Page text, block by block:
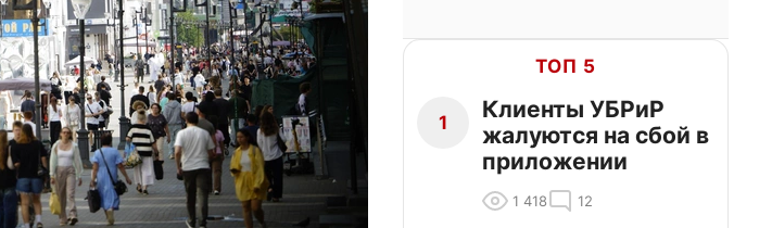
ТОП 5
1
Клиенты УБРиР
жалуются на сбой в
приложении
1 418 12